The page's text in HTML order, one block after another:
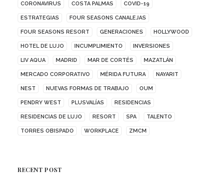
CORONAVIRUS COSTA PALMAS COVID-19
ESTRATEGIAS FOUR SEASONS CANALEJAS
FOUR SEASONS RESORT GENERACIONES HOLLYWOOD
HOTEL DE LUJO INCUMPLIMIENTO INVERSIONES
LIV AQUA MADRID MAR DE CORTÉS MAZATLÁN
MERCADO CORPORATIVO MÉRIDA FUTURA NAYARIT
NEST NUEVAS FORMAS DE TRABAJO OUM
PENDRY WEST PLUSVALÍAS RESIDENCIAS
RESIDENCIAS DE LUJO RESORT SPA TALENTO
TORRES OBISPADO WORKPLACE ZMCM
RECENT POST